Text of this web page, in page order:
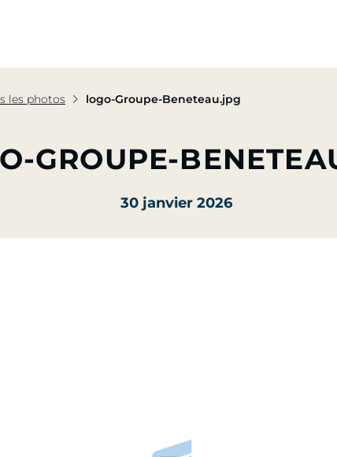
les photos logo-Groupe-Beneteau.jpg
GROUPE-
30 janvier 2026